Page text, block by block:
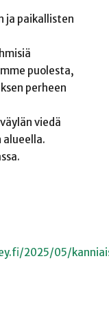
ja paikallisten
puolesta,
perheen
viedä
alueella.
2025/05/